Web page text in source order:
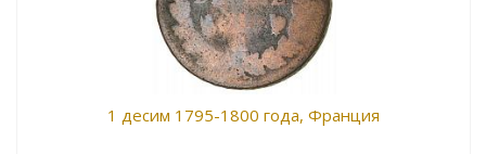
1 десим 1795-1800 года, Франция